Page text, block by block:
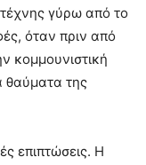
γύρω από το
όταν πριν από
κομμουνιστική
θαύματα της
επιπτώσεις. Η